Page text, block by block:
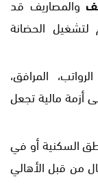
الحضانة
المرافق،
أزمة مالية تجعل
السكنية أو في
من قبل الأهالي